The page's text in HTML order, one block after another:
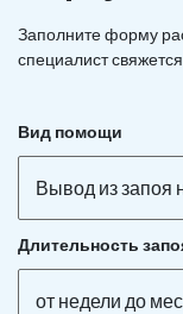
Заполните форму
специалист
Вид помощи
Вывод из запоя
Длительность
от недели до